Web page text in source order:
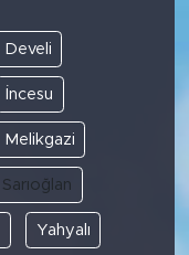
Develi
İncesu
Melikgazi
Sarıoğlan
Yahyalı